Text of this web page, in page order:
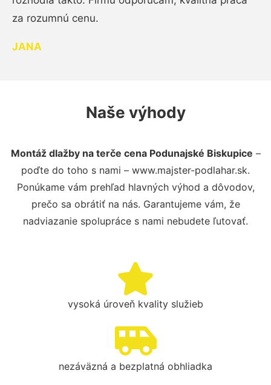
za rozumnú cenu.
JANA
Naše výhody
Montáž dlažby na terče cena Podunajské Biskupice –
poďte do toho s nami – www.majster-podlahar.sk.
Ponúkame vám prehľad hlavných výhod a dôvodov,
prečo sa obrátiť na nás. Garantujeme vám, že
nadviazanie spolupráce s nami nebudete ľutovať.
vysoká úroveň kvality služieb
nezáväzná a bezplatná obhliadka